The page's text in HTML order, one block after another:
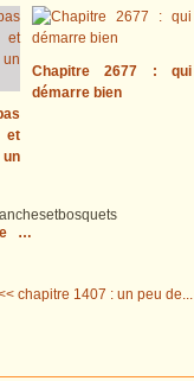
et
Chapitre 2677 : qui
démarre bien
…
chapitre 1407 : un peu de...